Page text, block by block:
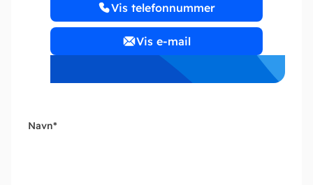
Vis telefonnummer
Vis e-mail
Navn*